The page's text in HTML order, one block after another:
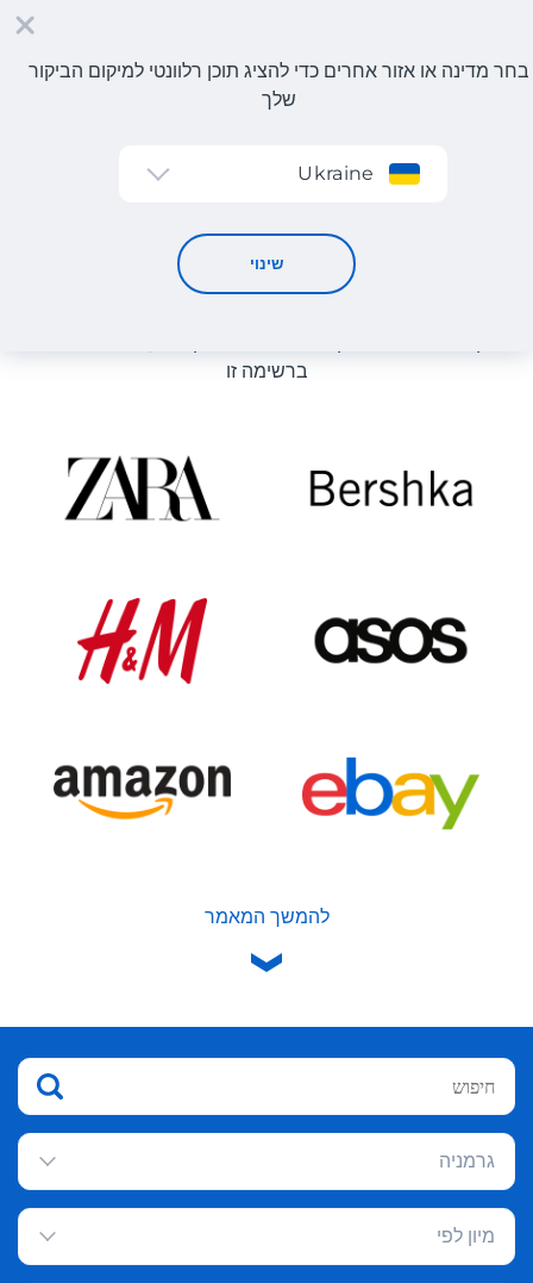
בחר מדינה או אזור אחרים כדי להציג תוכן רלוונטי למיקום הביקור
שלך
Ukraine
שינוי
קטלוג חנויות
קטלוג חנויות
ברשימה זו
להמשך המאמר
גרמניה
מיון לפי